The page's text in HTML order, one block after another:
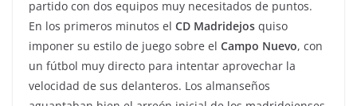
partido con dos equipos muy necesitados de puntos.
En los primeros minutos el CD Madridejos quiso
imponer su estilo de juego sobre el Campo Nuevo, con
un fútbol muy directo para intentar aprovechar la
velocidad de sus delanteros. Los almanseños